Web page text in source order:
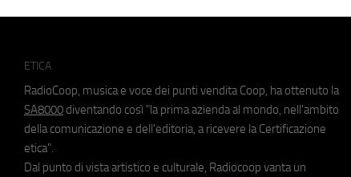
ETICA
RadioCoop, musica e voce dei punti vendita Coop, ha ottenuto la
SA8000 diventando così "la prima azienda al mondo, nell'ambito
della comunicazione e dell'editoria, a ricevere la Certificazione
etica".
Dal punto di vista artistico e culturale, Radiocoop vanta un